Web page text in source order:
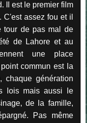
Il est le premier film
assez fou et il
tour de pas mal de
de Lahore et au
une place
commun est la
chaque génération
lois mais aussi le
de la famille,
Pas même